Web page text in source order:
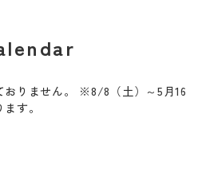
りません。 ※8/8（土）～5月16
す。